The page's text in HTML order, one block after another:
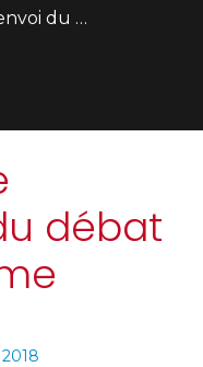
capitalisme numérique
débat